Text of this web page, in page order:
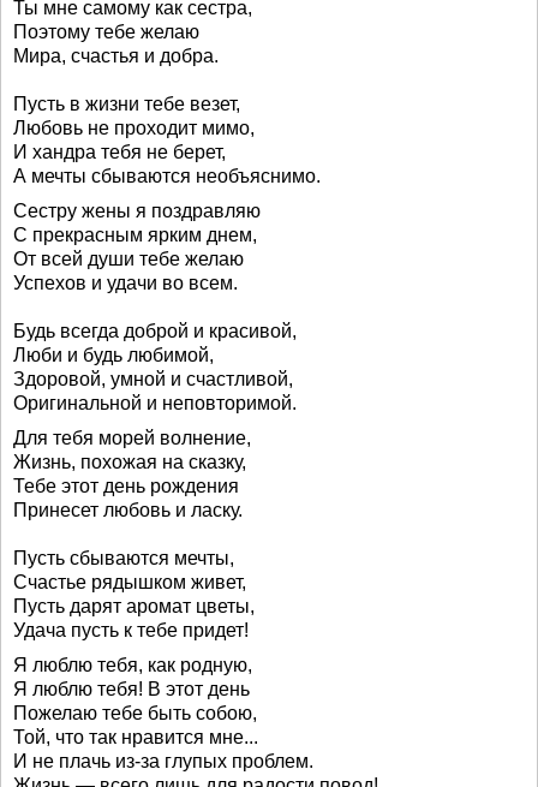
Ты мне самому как сестра,
Поэтому тебе желаю
Мира, счастья и добра.
Пусть в жизни тебе везет,
Любовь не проходит мимо,
И хандра тебя не берет,
А мечты сбываются необъяснимо.
Сестру жены я поздравляю
С прекрасным ярким днем,
От всей души тебе желаю
Успехов и удачи во всем.
Будь всегда доброй и красивой,
Люби и будь любимой,
Здоровой, умной и счастливой,
Оригинальной и неповторимой.
Для тебя морей волнение,
Жизнь, похожая на сказку,
Тебе этот день рождения
Принесет любовь и ласку.
Пусть сбываются мечты,
Счастье рядышком живет,
Пусть дарят аромат цветы,
Удача пусть к тебе придет!
Я люблю тебя, как родную,
Я люблю тебя! В этот день
Пожелаю тебе быть собою,
Той, что так нравится мне...
И не плачь из-за глупых проблем.